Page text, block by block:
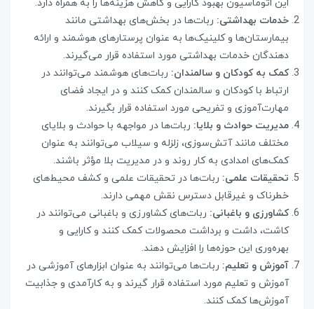
این اتوماسیون بهبود کارایی و کاهش هزینه‌ها را به همراه دارد.
خدمات بهداشتی: ربات‌ها در بخش‌های بهداشتی مانند
بیمارستان‌ها و کلینیک‌ها به عنوان پرستارهای هوشمند و ارائه
دهندگان خدمات بهداشتی مورد استفاده قرار می‌گیرند.
کمک به کودکان و سالمندان: ربات‌های هوشمند می‌توانند در
ارتباط با کودکان و سالمندان کمک کنند و در ایجاد فضای
مهارت‌آموزی و تفریحی مورد استفاده قرار بگیرند.
مدیریت حوادث و بلایا: ربات‌ها در مواجهه با حوادث و بلایای
مختلف مانند آتش‌سوزی، زلزله و سیلاب می‌توانند به عنوان
کمک‌های امدادی به کار روند و در مدیریت بلا مؤثر باشند.
تحقیقات علمی: ربات‌ها در تحقیقات علمی و کشف محیط‌های
خطرناک و غیرقابل دسترس نقش مهمی دارند.
کشاورزی و باغبانی: ربات‌های کشاورزی و باغبانی می‌توانند در
کاشت، داشت و برداشت محصولات کمک کنند و کارایی و
بهره‌وری این حوزه‌ها را افزایش دهند.
آموزش و تعلیم: ربات‌ها می‌توانند به عنوان ابزار‌های آموزشی در
آموزش و تعلیم مورد استفاده قرار گیرند و به کارآمدی و جذابیت
آموزش‌ها کمک کنند.